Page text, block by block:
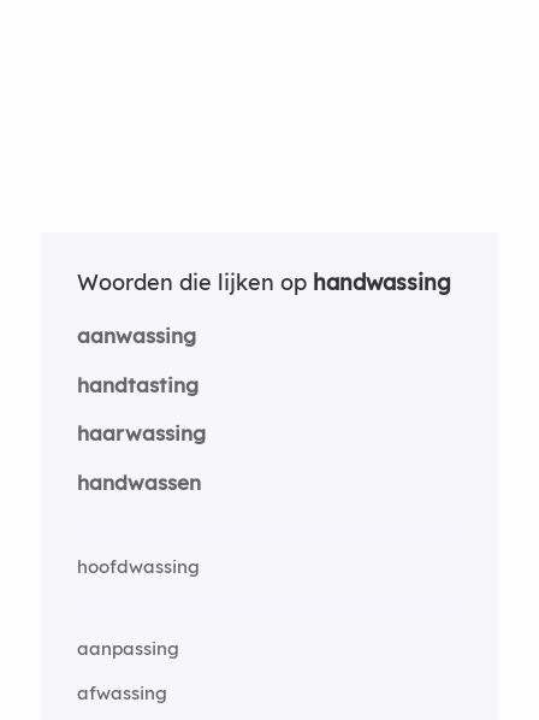
Woorden die lijken op handwassing
aanwassing
handtasting
haarwassing
handwassen
hoofdwassing
aanpassing
afwassing